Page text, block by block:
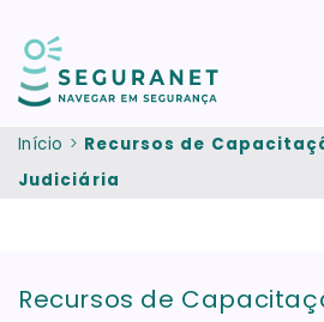
Início
Recursos de
Judiciária
Recursos de